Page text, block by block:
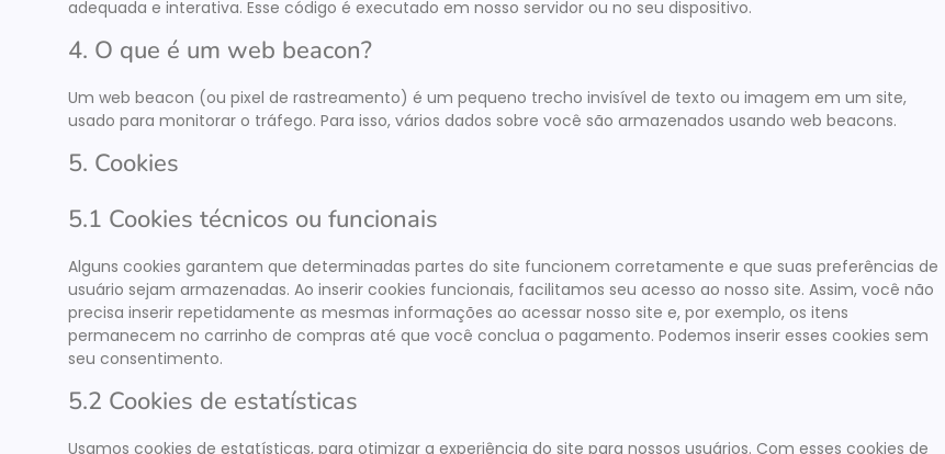
adequada e interativa. Esse código é executado em nosso servidor ou no seu dispositivo.
4. O que é um web beacon?
Um web beacon (ou pixel de rastreamento) é um pequeno trecho invisível de texto ou imagem em um site,
usado para monitorar o tráfego. Para isso, vários dados sobre você são armazenados usando web beacons.
5. Cookies
5.1 Cookies técnicos ou funcionais
Alguns cookies garantem que determinadas partes do site funcionem corretamente e que suas preferências de
usuário sejam armazenadas. Ao inserir cookies funcionais, facilitamos seu acesso ao nosso site. Assim, você não
precisa inserir repetidamente as mesmas informações ao acessar nosso site e, por exemplo, os itens
permanecem no carrinho de compras até que você conclua o pagamento. Podemos inserir esses cookies sem
seu consentimento.
5.2 Cookies de estatísticas
Usamos cookies de estatísticas, para otimizar a experiência do site para nossos usuários. Com esses cookies de